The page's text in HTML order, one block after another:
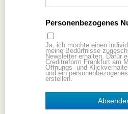
Personenbezogenes
Ja, ich möchte einen
meine Bedürfnisse
Newsletter erhalten. Dafür
Creditreform Frankfurt am
Öffnungs- und
und ein
erstellen.